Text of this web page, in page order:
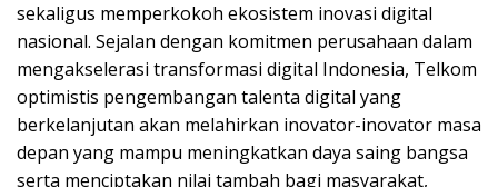
sekaligus memperkokoh ekosistem inovasi digital
nasional. Sejalan dengan komitmen perusahaan dalam
mengakselerasi transformasi digital Indonesia, Telkom
optimistis pengembangan talenta digital yang
berkelanjutan akan melahirkan inovator-inovator masa
depan yang mampu meningkatkan daya saing bangsa
serta menciptakan nilai tambah bagi masyarakat,